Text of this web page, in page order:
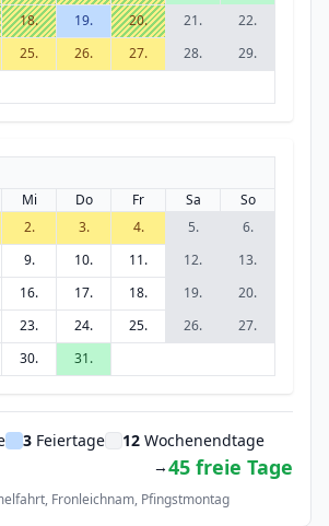
18. 19. 20. 21.
22.
25. 26. 27. 28.
29.
Mi Do Fr Sa
So
2. 3. 4. 5.
6.
9. 10. 11. 12.
13.
16. 17. 18. 19.
20.
23. 24. 25. 26.
27.
30. 31.
3 Feiertage 12 Wochenendtage
→45 freie Tage
Fronleichnam, Pfingstmontag